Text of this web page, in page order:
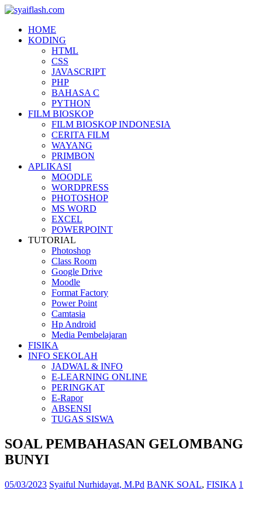
HOME
KODING
HTML
CSS
JAVASCRIPT
PHP
BAHASA C
PYTHON
FILM BIOSKOP
FILM BIOSKOP INDONESIA
CERITA FILM
WAYANG
PRIMBON
APLIKASI
MOODLE
WORDPRESS
PHOTOSHOP
MS WORD
EXCEL
POWERPOINT
TUTORIAL
Photoshop
Class Room
Google Drive
Moodle
Format Factory
Power Point
Camtasia
Hp Android
Media Pembelajaran
FISIKA
INFO SEKOLAH
JADWAL & INFO
E-LEARNING ONLINE
PERINGKAT
E-Rapor
ABSENSI
TUGAS SISWA
SOAL PEMBAHASAN GELOMBANG
BUNYI
05/03/2023 Syaiful Nurhidayat, M.Pd BANK SOAL, FISIKA 1